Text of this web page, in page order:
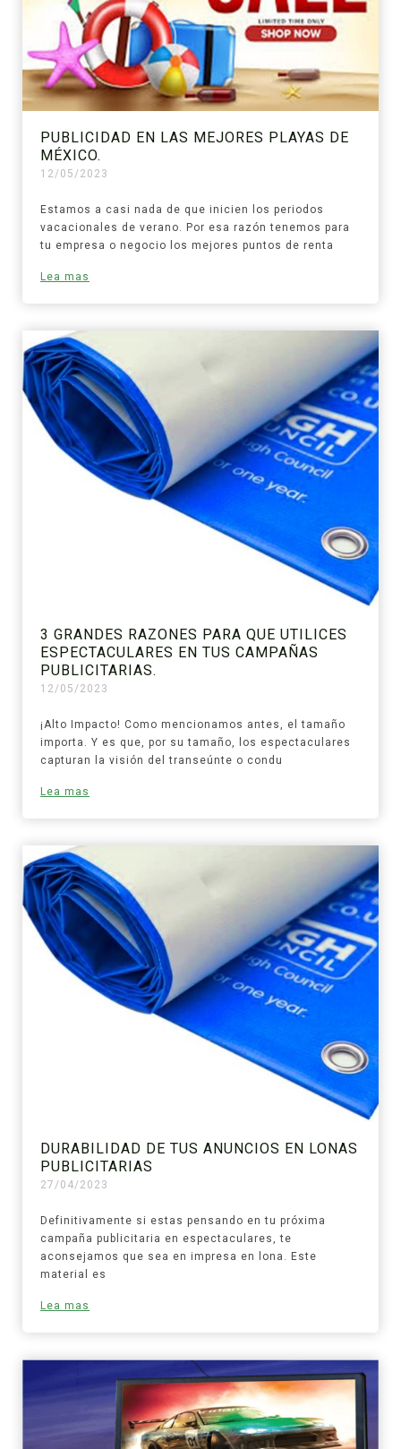
PUBLICIDAD EN LAS MEJORES PLAYAS DE
MÉXICO.
12/05/2023
Estamos a casi nada de que inicien los periodos
vacacionales de verano. Por esa razón tenemos para
tu empresa o negocio los mejores puntos de renta
Lea mas
3 GRANDES RAZONES PARA QUE UTILICES
ESPECTACULARES EN TUS CAMPAÑAS
PUBLICITARIAS.
12/05/2023
¡Alto Impacto! Como mencionamos antes, el tamaño
importa. Y es que, por su tamaño, los espectaculares
capturan la visión del transeúnte o condu
Lea mas
DURABILIDAD DE TUS ANUNCIOS EN LONAS
PUBLICITARIAS
27/04/2023
Definitivamente si estas pensando en tu próxima
campaña publicitaria en espectaculares, te
aconsejamos que sea en impresa en lona. Este
material es
Lea mas